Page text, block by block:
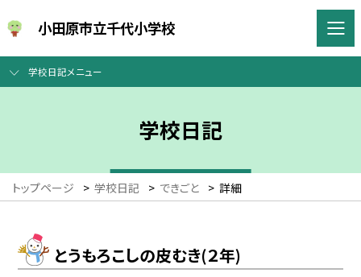
小田原市立千代小学校
学校日記メニュー
学校日記
トップページ > 学校日記 > できごと > 詳細
とうもろこしの皮むき(２年)